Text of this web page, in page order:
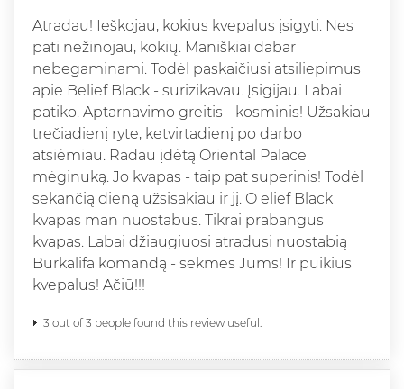
Atradau! Ieškojau, kokius kvepalus įsigyti. Nes
pati nežinojau, kokių. Maniškiai dabar
nebegaminami. Todėl paskaičiusi atsiliepimus
apie Belief Black - surizikavau. Įsigijau. Labai
patiko. Aptarnavimo greitis - kosminis! Užsakiau
trečiadienį ryte, ketvirtadienį po darbo
atsiėmiau. Radau įdėtą Oriental Palace
mėginuką. Jo kvapas - taip pat superinis! Todėl
sekančią dieną užsisakiau ir jį. O elief Black
kvapas man nuostabus. Tikrai prabangus
kvapas. Labai džiaugiuosi atradusi nuostabią
Burkalifa komandą - sėkmės Jums! Ir puikius
kvepalus! Ačiū!!!
3 out of 3 people found this review useful.